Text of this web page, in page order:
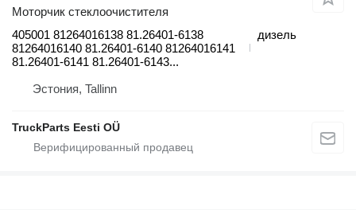
Моторчик стеклоочистителя
405001 81264016138 81.26401-6138
81264016140 81.26401-6140 81264016141
81.26401-6141 81.26401-6143...
дизель
Эстония, Tallinn
TruckParts Eesti OÜ